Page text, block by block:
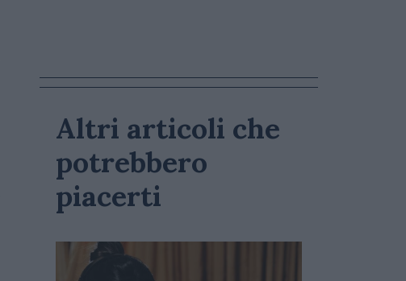
Altri articoli che
potrebbero
piacerti